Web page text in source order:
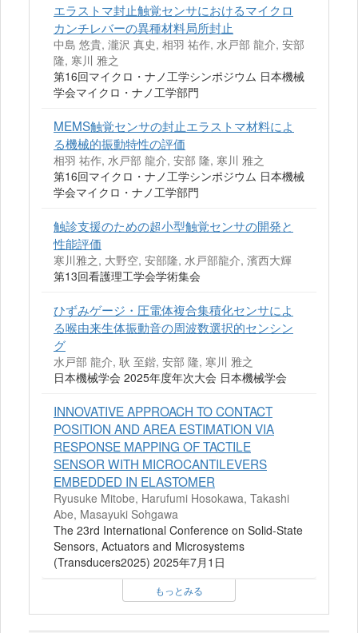
エラストマ封止触覚センサにおけるマイクロ
カンチレバーの異種材料局所封止
中島 悠貴, 瀧沢 真史, 相羽 祐作, 水戸部 龍介, 安部
隆, 寒川 雅之
第16回マイクロ・ナノ工学シンポジウム 日本機械
学会マイクロ・ナノ工学部門
MEMS触覚センサの封止エラストマ材料によ
る機械的振動特性の評価
相羽 祐作, 水戸部 龍介, 安部 隆, 寒川 雅之
第16回マイクロ・ナノ工学シンポジウム 日本機械
学会マイクロ・ナノ工学部門
触診支援のための超小型触覚センサの開発と
性能評価
寒川雅之, 大野空, 安部隆, 水戸部龍介, 濱西大輝
第13回看護理工学会学術集会
ひずみゲージ・圧電体複合集積化センサによ
る喉由来生体振動音の周波数選択的センシン
グ
水戸部 龍介, 耿 至鍇, 安部 隆, 寒川 雅之
日本機械学会 2025年度年次大会 日本機械学会
INNOVATIVE APPROACH TO CONTACT
POSITION AND AREA ESTIMATION VIA
RESPONSE MAPPING OF TACTILE
SENSOR WITH MICROCANTILEVERS
EMBEDDED IN ELASTOMER
Ryusuke Mitobe, Harufumi Hosokawa, Takashi
Abe, Masayuki Sohgawa
The 23rd International Conference on Solid-State
Sensors, Actuators and Microsystems
(Transducers2025) 2025年7月1日
もっとみる